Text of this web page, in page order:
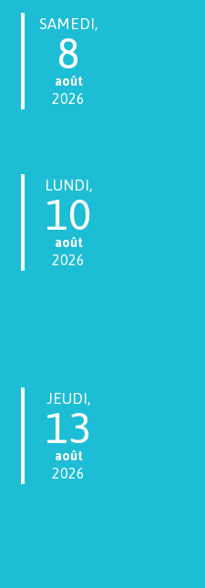
SAMEDI,
8
août
2026
LUNDI,
10
août
2026
JEUDI,
13
août
2026